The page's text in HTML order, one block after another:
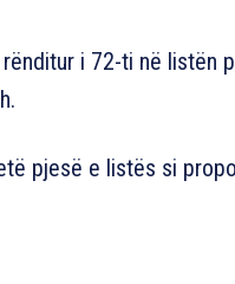
i 72-ti në listën
pjesë e listës si